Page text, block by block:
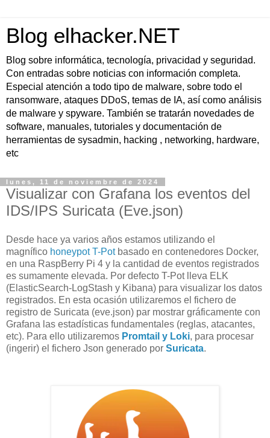
Blog elhacker.NET
Blog sobre informática, tecnología, privacidad y seguridad.
Con entradas sobre noticias con información completa.
Especial atención a todo tipo de malware, sobre todo el
ransomware, ataques DDoS, temas de IA, así como análisis
de malware y spyware. También se tratarán novedades de
software, manuales, tutoriales y documentación de
herramientas de sysadmin, hacking , networking, hardware,
etc
lunes, 11 de noviembre de 2024
Visualizar con Grafana los eventos del
IDS/IPS Suricata (Eve.json)
Desde hace ya varios años estamos utilizando el
magnífico honeypot T-Pot basado en contenedores Docker,
en una RaspBerry Pi 4 y la cantidad de eventos registrados
es sumamente elevada. Por defecto T-Pot lleva ELK
(ElasticSearch-LogStash y Kibana) para visualizar los datos
registrados. En esta ocasión utilizaremos el fichero de
registro de Suricata (eve.json) par mostrar gráficamente con
Grafana las estadísticas fundamentales (reglas, atacantes,
etc). Para ello utilizaremos Promtail y Loki, para procesar
(ingerir) el fichero Json generado por Suricata.